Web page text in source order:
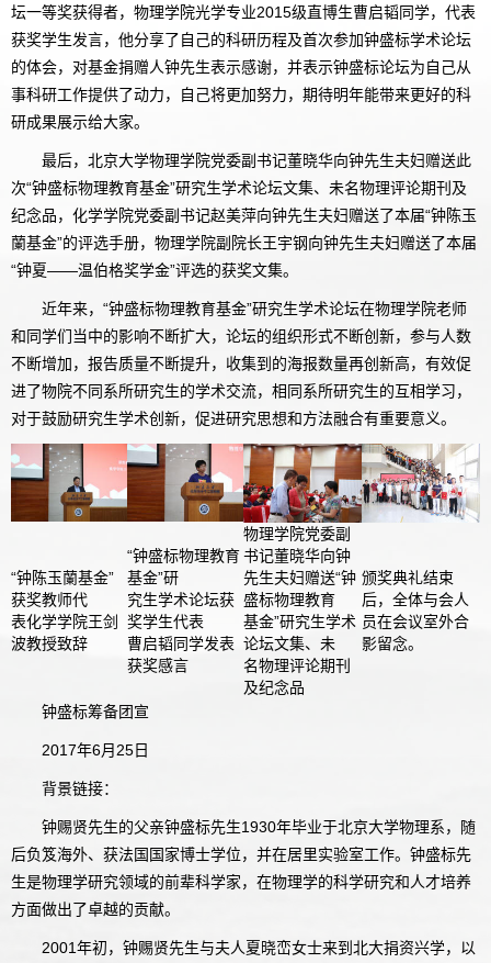
坛一等奖获得者，物理学院光学专业2015级直博生曹启韬同学，代表
获奖学生发言，他分享了自己的科研历程及首次参加钟盛标学术论坛
的体会，对基金捐赠人钟先生表示感谢，并表示钟盛标论坛为自己从
事科研工作提供了动力，自己将更加努力，期待明年能带来更好的科
研成果展示给大家。
最后，北京大学物理学院党委副书记董晓华向钟先生夫妇赠送此
次“钟盛标物理教育基金”研究生学术论坛文集、未名物理评论期刊及
纪念品，化学学院党委副书记赵美萍向钟先生夫妇赠送了本届“钟陈玉
蘭基金”的评选手册，物理学院副院长王宇钢向钟先生夫妇赠送了本届
“钟夏——温伯格奖学金”评选的获奖文集。
近年来，“钟盛标物理教育基金”研究生学术论坛在物理学院老师
和同学们当中的影响不断扩大，论坛的组织形式不断创新，参与人数
不断增加，报告质量不断提升，收集到的海报数量再创新高，有效促
进了物院不同系所研究生的学术交流，相同系所研究生的互相学习，
对于鼓励研究生学术创新，促进研究思想和方法融合有重要意义。
“钟陈玉蘭基金”
获奖教师代
表化学学院王剑
波教授致辞
“钟盛标物理教育
基金”研
究生学术论坛获
奖学生代表
曹启韬同学发表
获奖感言
物理学院党委副
书记董晓华向钟
先生夫妇赠送“钟
盛标物理教育
基金”研究生学术
论坛文集、未
名物理评论期刊
及纪念品
颁奖典礼结束
后，全体与会人
员在会议室外合
影留念。
钟盛标筹备团宣
2017年6月25日
背景链接：
钟赐贤先生的父亲钟盛标先生1930年毕业于北京大学物理系，随
后负笈海外、获法国国家博士学位，并在居里实验室工作。钟盛标先
生是物理学研究领域的前辈科学家，在物理学的科学研究和人才培养
方面做出了卓越的贡献。
2001年初，钟赐贤先生与夫人夏晓峦女士来到北大捐资兴学，以